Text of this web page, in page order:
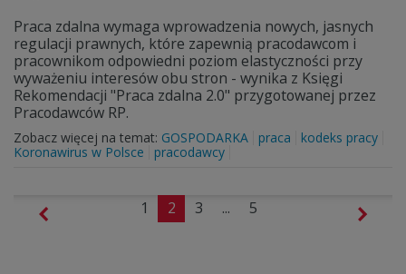
Praca zdalna wymaga wprowadzenia nowych, jasnych
regulacji prawnych, które zapewnią pracodawcom i
pracownikom odpowiedni poziom elastyczności przy
wyważeniu interesów obu stron - wynika z Księgi
Rekomendacji "Praca zdalna 2.0" przygotowanej przez
Pracodawców RP.
Zobacz więcej na temat: GOSPODARKA praca
kodeks pracy
Koronawirus w Polsce
pracodawcy
1 2 3 ... 5